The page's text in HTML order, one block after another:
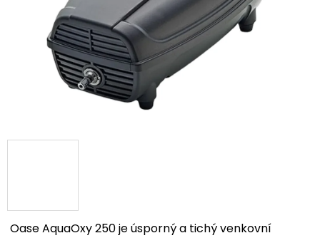
Oase AquaOxy 250 je úsporný a tichý venkovní